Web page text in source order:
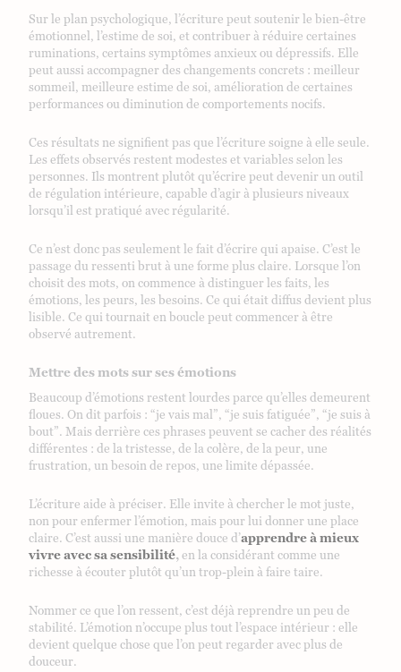
Sur le plan psychologique, l’écriture peut soutenir le bien-être
émotionnel, l’estime de soi, et contribuer à réduire certaines
ruminations, certains symptômes anxieux ou dépressifs. Elle
peut aussi accompagner des changements concrets : meilleur
sommeil, meilleure estime de soi, amélioration de certaines
performances ou diminution de comportements nocifs.
Ces résultats ne signifient pas que l’écriture soigne à elle seule.
Les effets observés restent modestes et variables selon les
personnes. Ils montrent plutôt qu’écrire peut devenir un outil
de régulation intérieure, capable d’agir à plusieurs niveaux
lorsqu’il est pratiqué avec régularité.
Ce n’est donc pas seulement le fait d’écrire qui apaise. C’est le
passage du ressenti brut à une forme plus claire. Lorsque l’on
choisit des mots, on commence à distinguer les faits, les
émotions, les peurs, les besoins. Ce qui était diffus devient plus
lisible. Ce qui tournait en boucle peut commencer à être
observé autrement.
Mettre des mots sur ses émotions
Beaucoup d’émotions restent lourdes parce qu’elles demeurent
floues. On dit parfois : “je vais mal”, “je suis fatiguée”, “je suis à
bout”. Mais derrière ces phrases peuvent se cacher des réalités
différentes : de la tristesse, de la colère, de la peur, une
frustration, un besoin de repos, une limite dépassée.
L’écriture aide à préciser. Elle invite à chercher le mot juste,
non pour enfermer l’émotion, mais pour lui donner une place
claire. C’est aussi une manière douce d’apprendre à mieux
vivre avec sa sensibilité,en la considérant comme une
richesse à écouter plutôt qu’un trop-plein à faire taire.
Nommer ce que l’on ressent, c’est déjà reprendre un peu de
stabilité. L’émotion n’occupe plus tout l’espace intérieur : elle
devient quelque chose que l’on peut regarder avec plus de
douceur.